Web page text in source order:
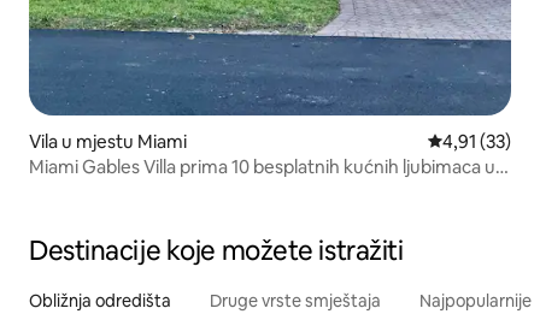
Vila u mjestu Miami Prosječna
4,91 (33)
Miami Gables Villa prima 10 besplatnih kućnih ljubimaca u
Destinacije koje možete istražiti
Obližnja odredišta Druge vrste smještaja Najpopularnije